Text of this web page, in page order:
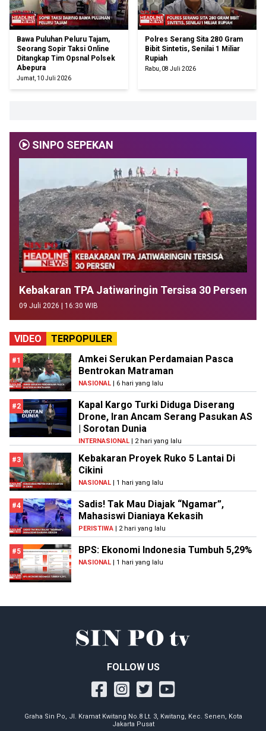
Bawa Puluhan Peluru Tajam,
Seorang Sopir Taksi Online
Ditangkap Tim Opsnal Polsek
Abepura
Jumat, 10 Juli 2026
Polres Serang Sita 280 Gram
Bibit Sintetis, Senilai 1 Miliar
Rupiah
Rabu, 08 Juli 2026
SINPO SEPEKAN
Kebakaran TPA Jatiwaringin Tersisa 30 Persen
09 Juli 2026 | 16:30 WIB
VIDEO TERPOPULER
#1
Amkei Serukan Perdamaian Pasca
Bentrokan Matraman
NASIONAL | 6 hari yang lalu
#2
Kapal Kargo Turki Diduga Diserang
Drone, Iran Ancam Serang Pasukan AS
| Sorotan Dunia
INTERNASIONAL | 2 hari yang lalu
#3
Kebakaran Proyek Ruko 5 Lantai Di
Cikini
NASIONAL | 1 hari yang lalu
#4
Sadis! Tak Mau Diajak “Ngamar”,
Mahasiswi Dianiaya Kekasih
PERISTIWA | 2 hari yang lalu
#5 BPS: Ekonomi Indonesia Tumbuh 5,29%
NASIONAL | 1 hari yang lalu
FOLLOW US
Graha Sin Po, Jl. Kramat Kwitang No.8 Lt. 3, Kwitang, Kec. Senen, Kota
Jakarta Pusat